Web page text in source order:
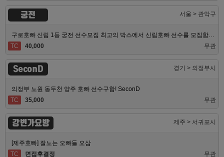
궁전 서울 > 관악구
구로호빠 신림 1등 궁전 선수모집 최고의 박스에서 신림호빠 선수를 모집합니다
TC
40,000 무관
SeconD 경기 > 의정부시
의정부 노원 동두천 양주 호빠 선수구함! SeconD
TC
35,000 무관
강변가요방 제주 > 서귀포시
[제주호빠] 잘노는 오빠들 오삼
TC
면접후결정 무관